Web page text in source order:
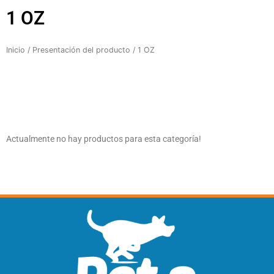
1 OZ
Inicio / Presentación del producto / 1 OZ
Actualmente no hay productos para esta categoría!